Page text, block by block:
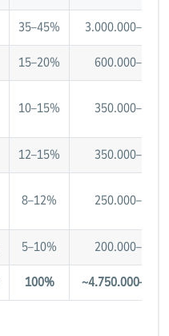
35–45%
15–20%
10–15%
12–15%
8–12%
5–10%
100%